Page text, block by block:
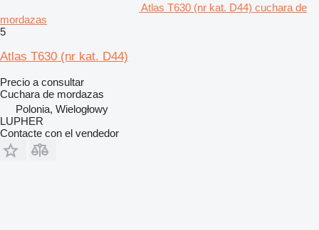
Atlas T630 (nr kat. D44) cuchara de
mordazas
5
Atlas T630 (nr kat. D44)
Precio a consultar
Cuchara de mordazas
Polonia, Wielogłowy
LUPHER
Contacte con el vendedor